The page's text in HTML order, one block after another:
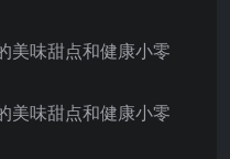
美味甜点和健康小零
美味甜点和健康小零